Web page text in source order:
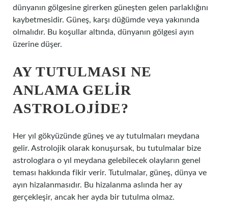
dünyanın gölgesine girerken güneşten gelen parlaklığını
kaybetmesidir. Güneş, karşı düğümde veya yakınında
olmalıdır. Bu koşullar altında, dünyanın gölgesi ayın
üzerine düşer.
AY TUTULMASI NE
ANLAMA GELIR
ASTROLOJIDE?
Her yıl gökyüzünde güneş ve ay tutulmaları meydana
gelir. Astrolojik olarak konuşursak, bu tutulmalar bize
astrologlara o yıl meydana gelebilecek olayların genel
teması hakkında fikir verir. Tutulmalar, güneş, dünya ve
ayın hizalanmasıdır. Bu hizalanma aslında her ay
gerçekleşir, ancak her ayda bir tutulma olmaz.